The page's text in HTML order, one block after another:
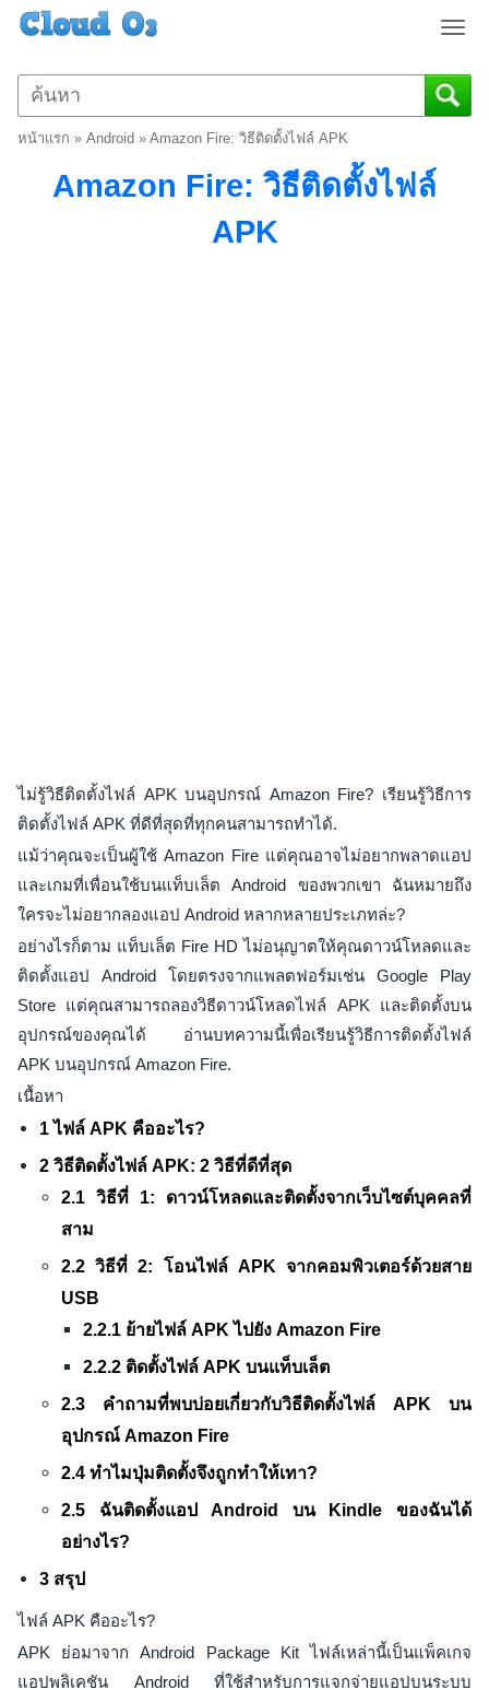
T
g
g
หน้าแรก » Android » Amazon Fire: วิธีติดตั้งไฟล์ APK
Amazon Fire: วิธีติดตั้งไฟล์
APK
ไม่รู้วิธีติดตั้งไฟล์ APK บนอุปกรณ์ Amazon Fire? เรียนรู้วิธีการ
ติดตั้งไฟล์ APK ที่ดีที่สุดที่ทุกคนสามารถทำได้.
แม้ว่าคุณจะเป็นผู้ใช้ Amazon Fire แต่คุณอาจไม่อยากพลาดแอป
และเกมที่เพื่อนใช้บนแท็บเล็ต Android ของพวกเขา ฉันหมายถึง
ใครจะไม่อยากลองแอป Android หลากหลายประเภทล่ะ?
อย่างไรก็ตาม แท็บเล็ต Fire HD ไม่อนุญาตให้คุณดาวน์โหลดและ
ติดตั้งแอป Android โดยตรงจากแพลตฟอร์มเช่น Google Play
Store แต่คุณสามารถลองวิธีดาวน์โหลดไฟล์ APK และติดตั้งบน
อุปกรณ์ของคุณได้ อ่านบทความนี้เพื่อเรียนรู้วิธีการติดตั้งไฟล์
APK บนอุปกรณ์ Amazon Fire.
เนื้อหา
1 ไฟล์ APK คืออะไร?
2 วิธีติดตั้งไฟล์ APK: 2 วิธีที่ดีที่สุด
2.1 วิธีที่ 1: ดาวน์โหลดและติดตั้งจากเว็บไซต์บุคคลที่
สาม
2.2 วิธีที่ 2: โอนไฟล์ APK จากคอมพิวเตอร์ด้วยสาย
USB
2.2.1 ย้ายไฟล์ APK ไปยัง Amazon Fire
2.2.2 ติดตั้งไฟล์ APK บนแท็บเล็ต
2.3 คำถามที่พบบ่อยเกี่ยวกับวิธีติดตั้งไฟล์ APK บน
อุปกรณ์ Amazon Fire
2.4 ทำไมปุ่มติดตั้งจึงถูกทำให้เทา?
2.5 ฉันติดตั้งแอป Android บน Kindle ของฉันได้
อย่างไร?
3 สรุป
ไฟล์ APK คืออะไร?
APK ย่อมาจาก Android Package Kit ไฟล์เหล่านี้เป็นแพ็คเกจ
แอปพลิเคชัน Android ที่ใช้สำหรับการแจกจ่ายแอปบนระบบ